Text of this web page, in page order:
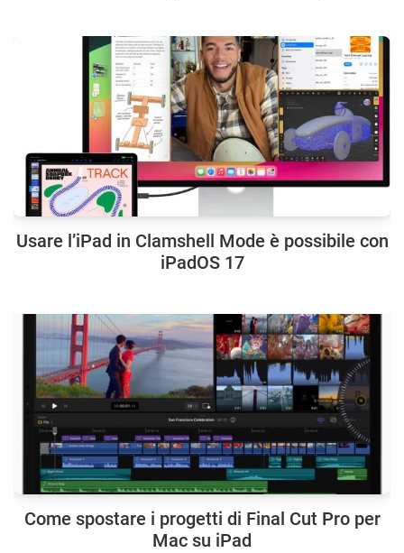
Usare l’iPad in Clamshell Mode è possibile con
iPadOS 17
Come spostare i progetti di Final Cut Pro per
Mac su iPad